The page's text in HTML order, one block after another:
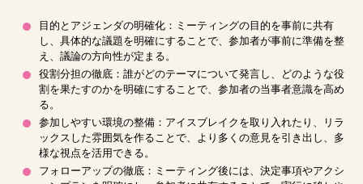
目的とアジェンダの明確化：ミーティングの目的を事前に共有
し、具体的な議題を明確にすることで、参加者が事前に準備を整
え、議論の方向性が定まる。
役割分担の徹底：誰がどのテーマについて発言し、どのような役
割を果たすのかを明確にすることで、参加者の当事者意識を高め
る。
参加しやすい環境の整備：アイスブレイクを取り入れたり、リラ
ックスした雰囲気を作ることで、より多くの意見を引き出し、多
様な視点を活用できる。
フォローアップの徹底：ミーティング後には、決定事項やアクシ